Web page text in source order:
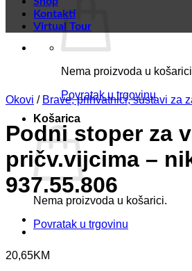
Nema proizvoda u
Povratak u trgovinu
Košarica
Nema proizvoda u košarici.
Povratak u trgovinu
Kontakti
Virtual Tour
Okovi / Brave, prihvatnici, sustavi za
Podni stoper za
pričv.vijcima –
937.55.806
20,65KM